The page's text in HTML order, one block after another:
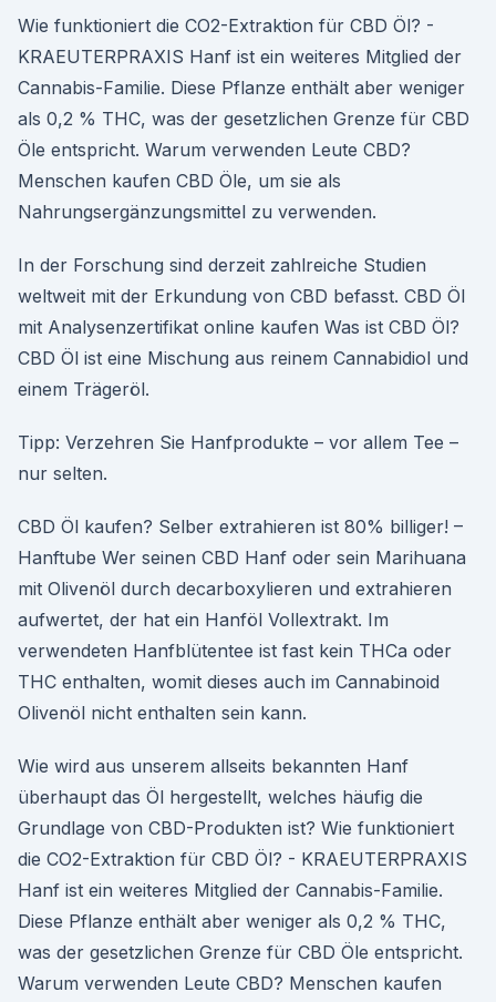
Wie funktioniert die CO2-Extraktion für CBD Öl? -
KRAEUTERPRAXIS Hanf ist ein weiteres Mitglied der
Cannabis-Familie. Diese Pflanze enthält aber weniger
als 0,2 % THC, was der gesetzlichen Grenze für CBD
Öle entspricht. Warum verwenden Leute CBD?
Menschen kaufen CBD Öle, um sie als
Nahrungsergänzungsmittel zu verwenden.
In der Forschung sind derzeit zahlreiche Studien
weltweit mit der Erkundung von CBD befasst. CBD Öl
mit Analysenzertifikat online kaufen Was ist CBD Öl?
CBD Öl ist eine Mischung aus reinem Cannabidiol und
einem Trägeröl.
Tipp: Verzehren Sie Hanf­produkte – vor allem Tee –
nur selten.
CBD Öl kaufen? Selber extrahieren ist 80% billiger! –
Hanftube Wer seinen CBD Hanf oder sein Marihuana
mit Olivenöl durch decarboxylieren und extrahieren
aufwertet, der hat ein Hanföl Vollextrakt. Im
verwendeten Hanfblütentee ist fast kein THCa oder
THC enthalten, womit dieses auch im Cannabinoid
Olivenöl nicht enthalten sein kann.
Wie wird aus unserem allseits bekannten Hanf
überhaupt das Öl hergestellt, welches häufig die
Grundlage von CBD-Produkten ist? Wie funktioniert
die CO2-Extraktion für CBD Öl? - KRAEUTERPRAXIS
Hanf ist ein weiteres Mitglied der Cannabis-Familie.
Diese Pflanze enthält aber weniger als 0,2 % THC,
was der gesetzlichen Grenze für CBD Öle entspricht.
Warum verwenden Leute CBD? Menschen kaufen